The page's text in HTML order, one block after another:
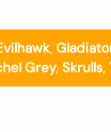
,
Grey, Skrulls,